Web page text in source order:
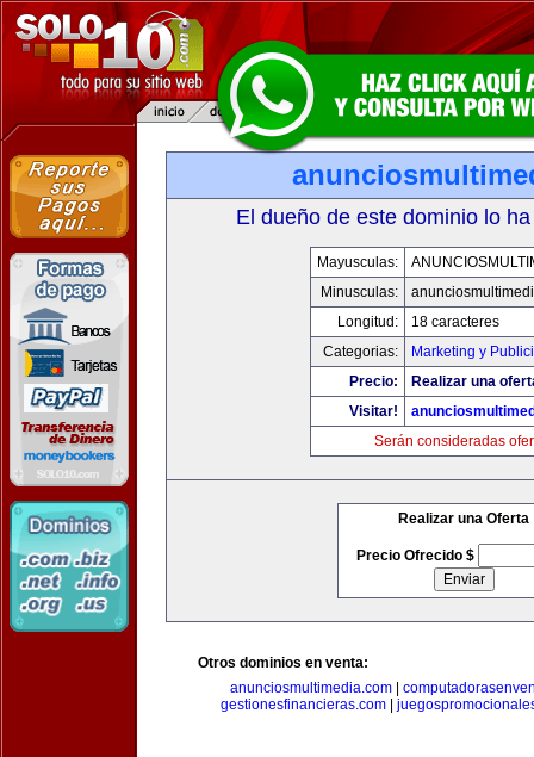
El dueño de este dominio lo
Mayusculas:
Minusculas:
Longitud:
18 caracteres
Categorias:
Marketing y
Precio:
Realizar una
Visitar!
Serán consideradas
Realizar una Oferta
Precio Ofrecido $
Otros dominios en venta:
anunciosmultimedia.com
gestionesfinancieras.com